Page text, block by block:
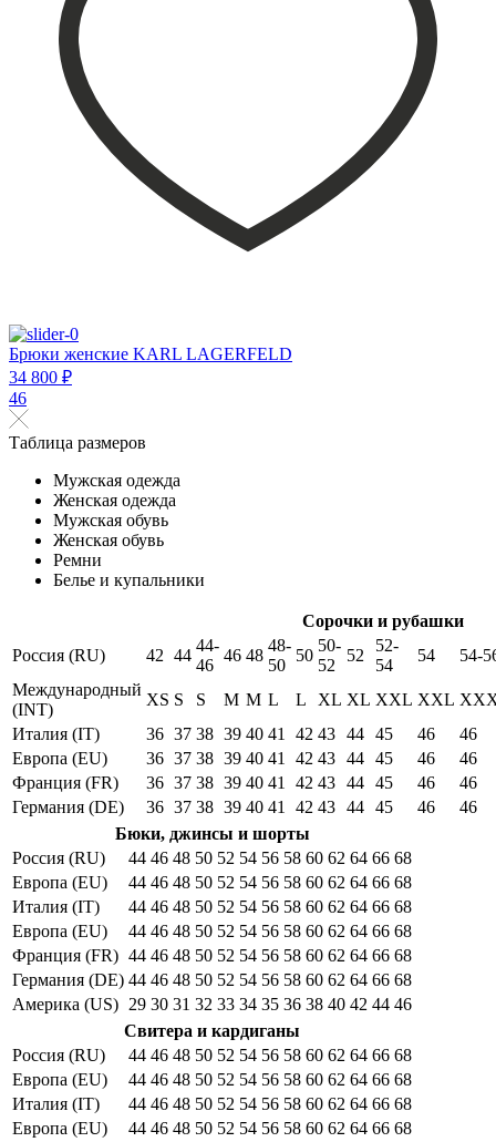
Брюки женские KARL LAGERFELD
34 800 ₽
46
Таблица размеров
Мужская одежда
Женская одежда
Мужская обувь
Женская обувь
Ремни
Белье и купальники
Сорочки и рубашки
Россия (RU)
42 44
44-
46
46 48
48-
50
50
50-
52
52
52-
54
54
54-
Международный
(INT)
XS S S M M L L XL XL XXL XXL
Италия (IT)
36 37 38 39 40 41 42 43 44 45 46
46
Европа (EU)
36 37 38 39 40 41 42 43 44 45 46
46
Франция (FR)
36 37 38 39 40 41 42 43 44 45 46
46
Германия (DE)
36 37 38 39 40 41 42 43 44 45 46
46
Бюки, джинсы и шорты
Россия (RU)
44 46 48 50 52 54 56 58 60 62 64 66 68
Европа (EU)
44 46 48 50 52 54 56 58 60 62 64 66 68
Италия (IT)
44 46 48 50 52 54 56 58 60 62 64 66 68
Европа (EU)
44 46 48 50 52 54 56 58 60 62 64 66 68
Франция (FR) 44 46 48 50 52 54 56 58 60 62 64 66 68
Германия (DE) 44 46 48 50 52 54 56 58 60 62 64 66 68
Америка (US) 29 30 31 32 33 34 35 36 38 40 42 44 46
Свитера и кардиганы
Россия (RU)
44 46 48 50 52 54 56 58 60 62 64 66 68
Европа (EU)
44 46 48 50 52 54 56 58 60 62 64 66 68
Италия (IT)
44 46 48 50 52 54 56 58 60 62 64 66 68
Европа (EU)
44 46 48 50 52 54 56 58 60 62 64 66 68